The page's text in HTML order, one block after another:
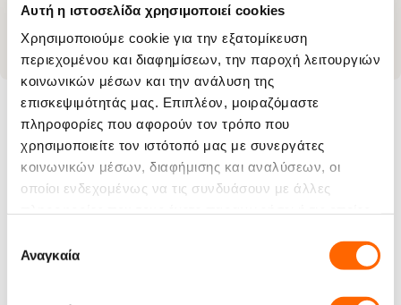
Αυτή η ιστοσελίδα χρησιμοποιεί cookies
Χρησιμοποιούμε cookie για την εξατομίκευση
περιεχομένου και διαφημίσεων, την παροχή λειτουργιών
κοινωνικών μέσων και την ανάλυση της
επισκεψιμότητάς μας. Επιπλέον, μοιραζόμαστε
πληροφορίες που αφορούν τον τρόπο που
χρησιμοποιείτε τον ιστότοπό μας με συνεργάτες
κοινωνικών μέσων, διαφήμισης και αναλύσεων, οι
οποίοι ενδεχομένως να τις συνδυάσουν με άλλες
των υπηρεσιών τους.
συγκατάθεσης
Αναγκαία
Kάθε συσκευασία περιέχει δύο σακουλάκια
αφαλάτωσης για χρήση
ΑΠΟΚΛΕΙΣΤΙΚΑ
Nespresso
Χαρακτηριστικά
Μορφή: Υγρό